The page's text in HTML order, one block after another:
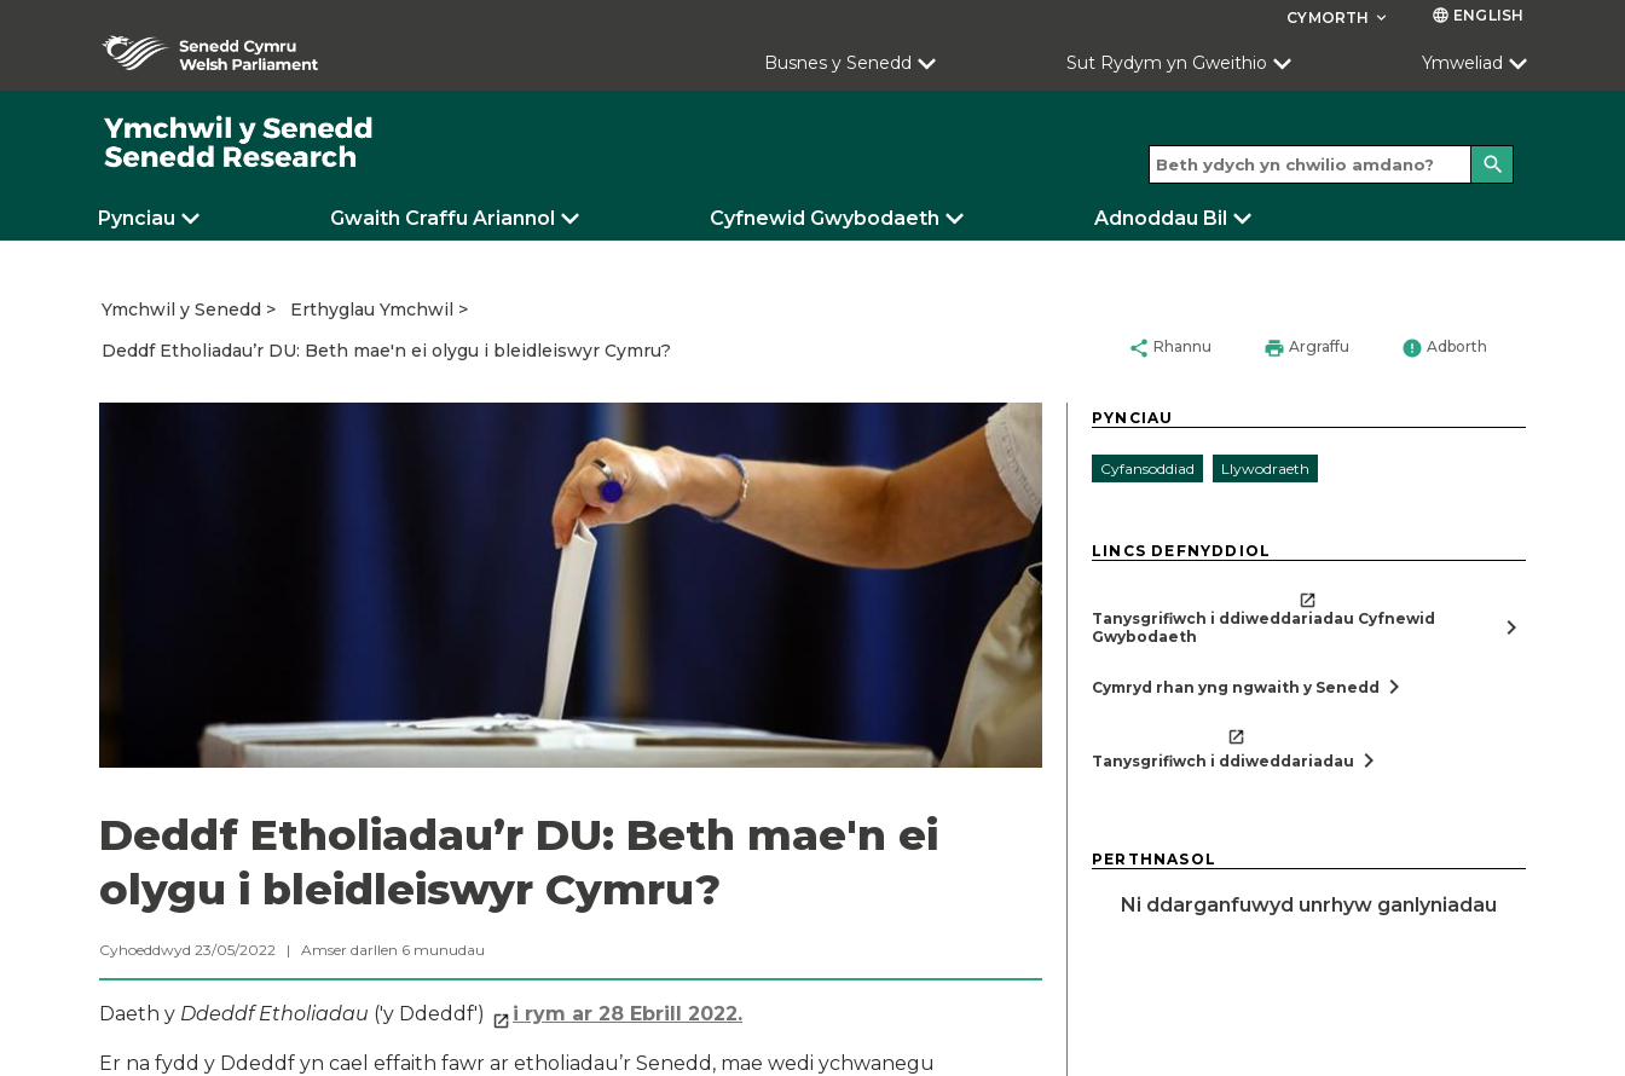
CYMORTH keyboard_arrow_down language ENGLISH
Busnes y Senedd Sut Rydym yn Gweithio Ymweliad
search
Pynciau Gwaith Craffu Ariannol Cyfnewid Gwybodaeth Adnoddau Bil
Ymchwil y Senedd
Erthyglau Ymchwil
Deddf Etholiadau’r DU: Beth mae'n ei olygu i bleidleiswyr Cymru?
share Rhannu print Argraffu error Adborth
Deddf Etholiadau’r DU: Beth mae'n ei
olygu i bleidleiswyr Cymru?
Cyhoeddwyd 23/05/2022 | Amser darllen 6 munudau
Daeth y Ddeddf Etholiadau ('y Ddeddf') i rym ar 28 Ebrill 2022.
Er na fydd y Ddeddf yn cael effaith fawr ar etholiadau’r Senedd, mae wedi ychwanegu
PYNCIAU
Cyfansoddiad Llywodraeth
LINCS DEFNYDDIOL
Tanysgrifiwch i ddiweddariadau Cyfnewid
Gwybodaeth
chevron_right
Cymryd rhan yng ngwaith y Senedd chevron_right
Tanysgrifiwch i ddiweddariadau chevron_right
PERTHNASOL
Ni ddarganfuwyd unrhyw ganlyniadau